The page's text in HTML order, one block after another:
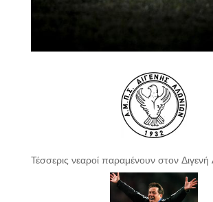
Τέσσερις νεαροί παραμένουν στον